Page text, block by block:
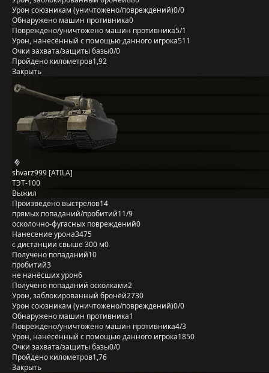
Урон союзникам (уничтожено/повреждений)0/0
Обнаружено машин противника0
Повреждено/уничтожено машин противника5/1
Урон, нанесённый с помощью данного игрока511
Очки захвата/защиты базы0/0
Пройдено километров1,92
Закрыть
shvarz999 [ATILA]
ТЭТ-100
Выжил
Произведено выстрелов14
прямых попаданий/пробитий11/9
осколочно-фугасных повреждений0
Нанесение урона3475
с дистанции свыше 300 м0
Получено попаданий10
пробитий3
не нанёсших урон6
Получено попаданий осколками2
Урон, заблокированный бронёй2730
Урон союзникам (уничтожено/повреждений)0/0
Обнаружено машин противника1
Повреждено/уничтожено машин противника4/3
Урон, нанесённый с помощью данного игрока1850
Очки захвата/защиты базы0/0
Пройдено километров1,76
Закрыть